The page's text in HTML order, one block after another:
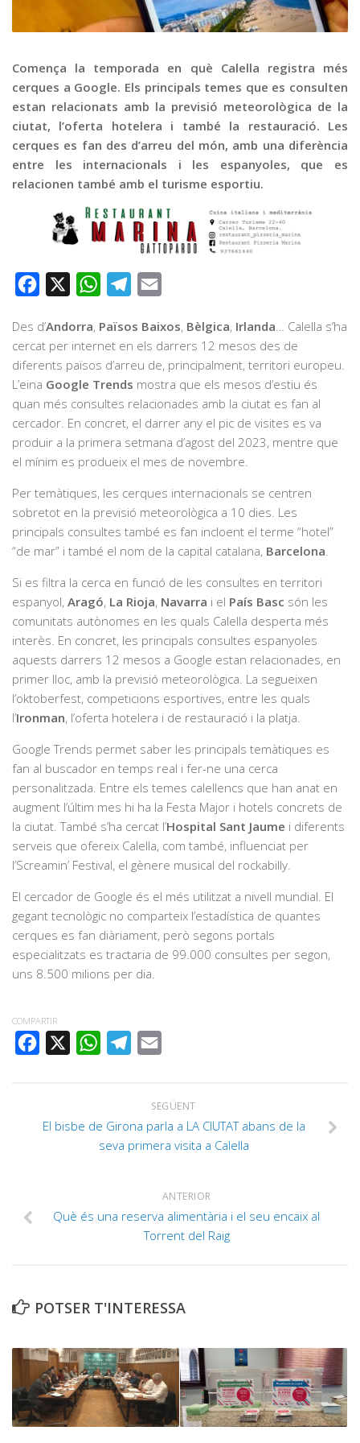
Publicitat
Contacte
Comença la temporada en què Calella registra més
cerques a Google. Els principals temes que es consulten
estan relacionats amb la previsió meteorològica de la
ciutat, l’oferta hotelera i també la restauració. Les
cerques es fan des d’arreu del món, amb una diferència
entre les internacionals i les espanyoles, que es
relacionen també amb el turisme esportiu.
Facebook WhatsAppTelegram
Des d’Andorra, Països Baixos, Bèlgica, Irlanda … Calella s’ha
cercat per internet en els darrers 12 mesos des de
diferents països d’arreu de, principalment, territori europeu.
L’eina Google Trends mostra que els mesos d’estiu és
quan més consultes relacionades amb la ciutat es fan al
cercador. En concret, el darrer any el pic de visites es va
produir a la primera setmana d’agost del 2023, mentre que
el mínim es produeix el mes de novembre.
Per temàtiques, les cerques internacionals se centren
sobretot en la previsió meteorològica a 10 dies. Les
principals consultes també es fan incloent el terme “hotel”
“de mar” i també el nom de la capital catalana, Barcelona
Si es filtra la cerca en funció de les consultes en territori
espanyol, Aragó, La Rioja, Navarra i el País Basc són les
comunitats autònomes en les quals Calella desperta més
interès. En concret, les principals consultes espanyoles
aquests darrers 12 mesos a Google estan relacionades, en
primer lloc, amb la previsió meteorològica. La segueixen
l’oktoberfest, competicions esportives, entre les quals
l’Ironman, l’oferta hotelera i de restauració i la platja.
Google Trends permet saber les principals temàtiques es
fan al buscador en temps real i fer-ne una cerca
personalitzada. Entre els temes calellencs que han anat en
augment l’últim mes hi ha la Festa Major i hotels concrets de
la ciutat. També s’ha cercat l’Hospital Sant Jaume i diferents
serveis que ofereix Calella, com també, influenciat per
l’Screamin’ Festival, el gènere musical del rockabilly.
El cercador de Google és el més utilitzat a nivell mundial. El
gegant tecnològic no comparteix l’estadística de quantes
cerques es fan diàriament, però segons portals
especialitzats es tractaria de 99.000 consultes per segon,
uns 8.500 milions per dia.
COMPARTIR
FACEBOOK
WHATSAPPTELEGRAM
SEGÜENT
El bisbe de Girona parla a LA CIUTAT abans de la
seva primera visita a Calella
ANTERIOR
Què és una reserva alimentària i el seu encaix al
Torrent del Raig
POTSER T'INTERESSA